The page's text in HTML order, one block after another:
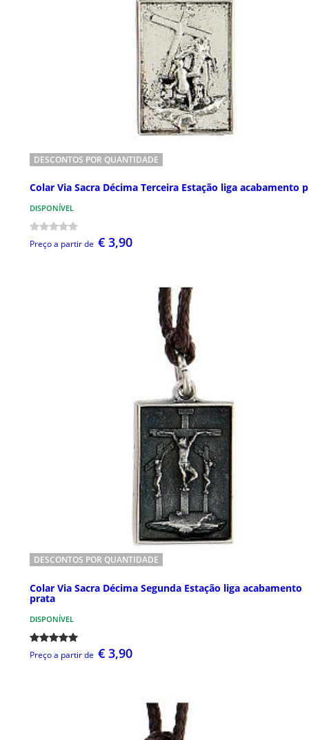
DESCONTOS POR QUANTIDADE
Colar Via Sacra Décima Terceira Estação liga acabamento
DISPONÍVEL
Preço a partir de € 3,90
DESCONTOS POR QUANTIDADE
Colar Via Sacra Décima Segunda Estação liga acabamento
prata
DISPONÍVEL
Preço a partir de € 3,90